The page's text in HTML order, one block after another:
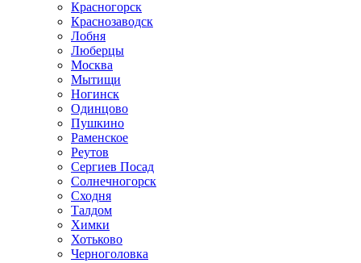
Красногорск
Краснозаводск
Лобня
Люберцы
Москва
Мытищи
Ногинск
Одинцово
Пушкино
Раменское
Реутов
Сергиев Посад
Солнечногорск
Сходня
Талдом
Химки
Хотьково
Черноголовка